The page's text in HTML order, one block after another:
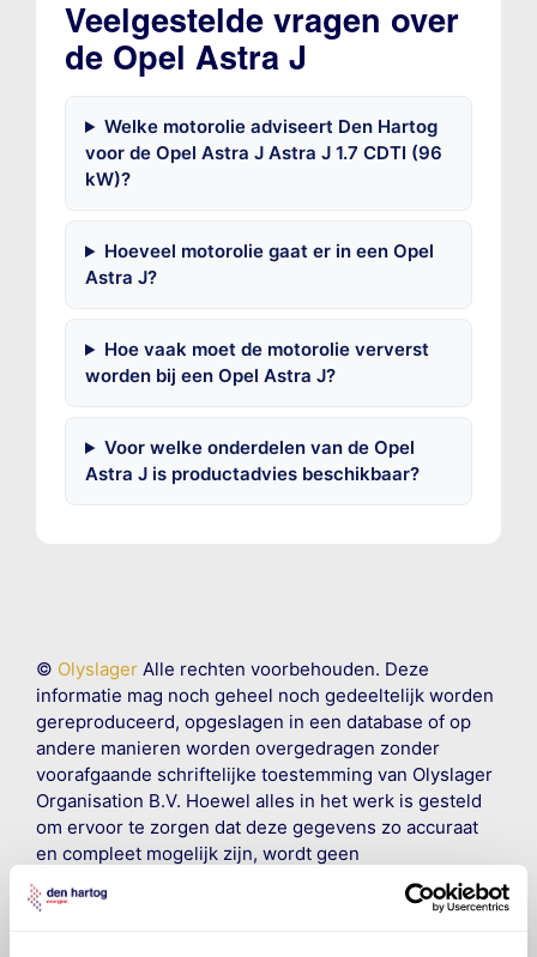
Veelgestelde vragen over
de Opel Astra J
Welke motorolie adviseert Den Hartog
voor de Opel Astra J Astra J 1.7 CDTI (96
kW)?
Hoeveel motorolie gaat er in een Opel
Astra J?
Hoe vaak moet de motorolie ververst
worden bij een Opel Astra J?
Voor welke onderdelen van de Opel
Astra J is productadvies beschikbaar?
© OlyslagerAlle rechten voorbehouden. Deze
informatie mag noch geheel noch gedeeltelijk worden
gereproduceerd, opgeslagen in een database of op
andere manieren worden overgedragen zonder
voorafgaande schriftelijke toestemming van Olyslager
Organisation B.V. Hoewel alles in het werk is gesteld
om ervoor te zorgen dat deze gegevens zo accuraat
en compleet mogelijk zijn, wordt geen
aansprakelijkheid aanvaard, anders dan waartoe een
wettelijke verplichting bestaat, voor schade of verlies